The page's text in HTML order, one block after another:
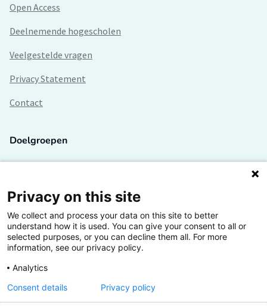
Open Access
Deelnemende hogescholen
Veelgestelde vragen
Privacy Statement
Contact
Doelgroepen
Lectoren en onderzoekers
Bedrijven
Hogescholen
Privacy on this site
We collect and process your data on this site to better
understand how it is used. You can give your consent to all or
selected purposes, or you can decline them all. For more
information, see our privacy policy.
Analytics
Consent details
Privacy policy